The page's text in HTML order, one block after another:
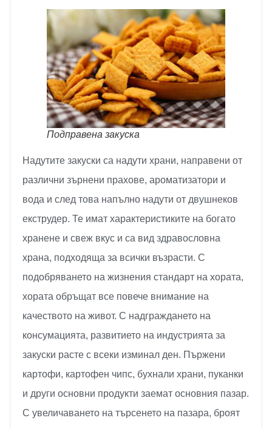
Подправена закуска
Надутите закуски са надути храни, направени от
различни зърнени прахове, ароматизатори и
вода и след това напълно надути от двушнеков
екструдер. Те имат характеристиките на богато
хранене и свеж вкус и са вид здравословна
храна, подходяща за всички възрасти. С
подобряването на жизнения стандарт на хората,
хората обръщат все повече внимание на
качеството на живот. С надграждането на
консумацията, развитието на индустрията за
закуски расте с всеки изминал ден. Пържени
картофи, картофен чипс, бухнали храни, пуканки
и други основни продукти заемат основния пазар.
С увеличаването на търсенето на пазара, броят